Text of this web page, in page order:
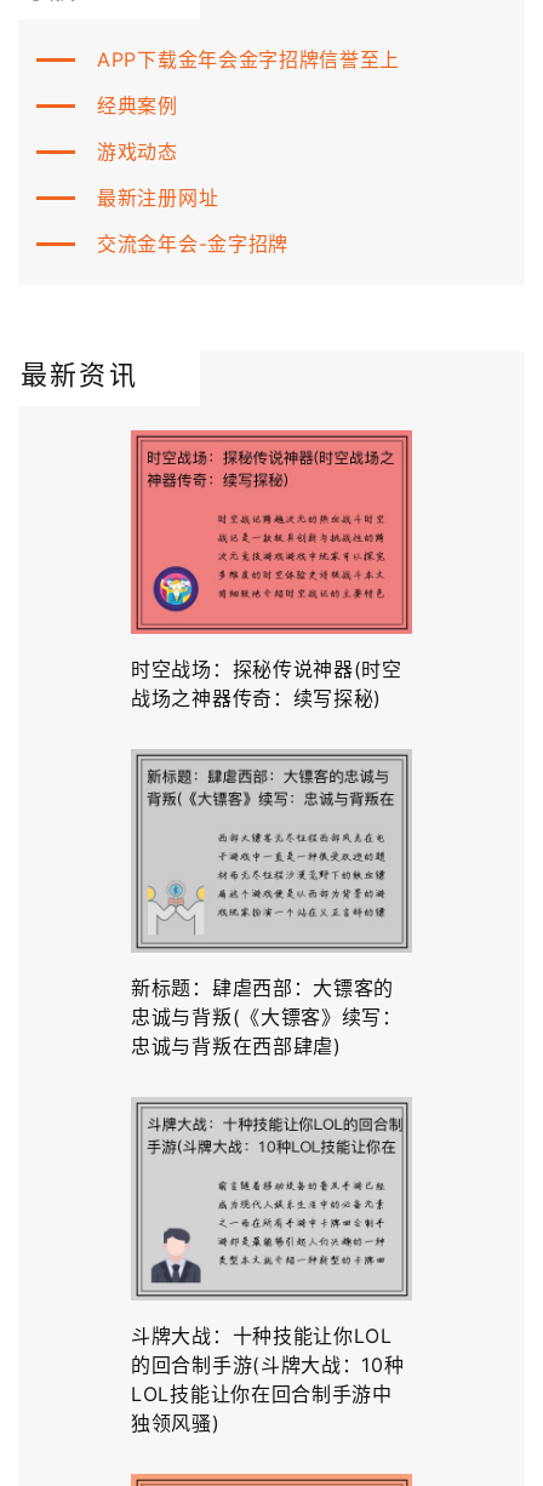
APP下载金年会金字招牌信誉至上
经典案例
游戏动态
最新注册网址
交流金年会-金字招牌
最新资讯
时空战场：探秘传说神器(时空
战场之神器传奇：续写探秘)
新标题：肆虐西部：大镖客的
忠诚与背叛(《大镖客》续写：
忠诚与背叛在西部肆虐)
斗牌大战：十种技能让你LOL
的回合制手游(斗牌大战：10种
LOL技能让你在回合制手游中
独领风骚)